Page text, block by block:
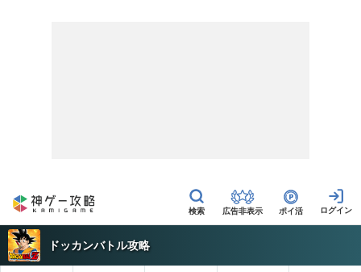
広告非表示 ポイ活
ドッカンバトル攻略